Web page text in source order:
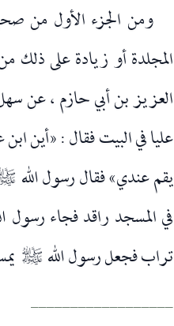
ومن الجزء الأول من
المجلدة أو زيادة على ذلك
العزيز بن أبي حازم ، عن
عليا في البيت فقال : «أين
يقم عندي» فقال رسول الله
في المسجد راقد فجاء رسول
تراب فجعل رسول الله صلى‌الله‌عليه‌وآله
__________________